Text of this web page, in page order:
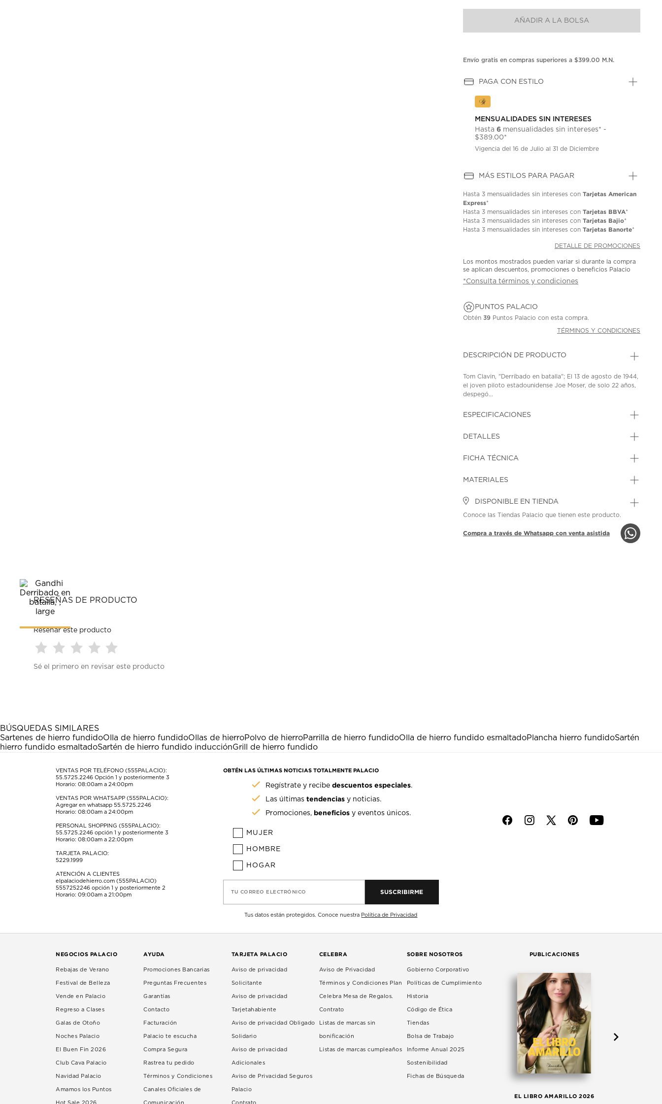
puntuación.
en
la
AÑADIR A LA BOLSA
Envío gratis en compras superiores a $399.00 M.N.
PAGA CON ESTILO
MENSUALIDADES SIN INTERESES
Hasta6 mensualidades sin intereses* -
$389.00*
Vigencia del 16 de Julio al 31 de Diciembre
MÁS ESTILOS PARA PAGAR
Hasta 3 mensualidades sin intereses conTarjetas American
Express*
Hasta 3 mensualidades sin intereses conTarjetas BBVA*
Hasta 3 mensualidades sin intereses conTarjetas Bajio*
Hasta 3 mensualidades sin intereses conTarjetas Banorte*
DETALLE DE PROMOCIONES
Los montos mostrados pueden variar si durante la compra
se aplican descuentos, promociones o beneficios Palacio
*Consulta términos y condiciones
PUNTOS PALACIO
Obtén39 Puntos Palacio con esta compra.
TÉRMINOS Y CONDICIONES
DESCRIPCIÓN DE PRODUCTO
Tom Clavin, "Derribado en batalla"; El 13 de agosto de 1944,
el joven piloto estadounidense Joe Moser, de solo 22 años,
despegó...
ESPECIFICACIONES
DETALLES
FICHA TÉCNICA
MATERIALES
DISPONIBLE EN TIENDA
Conoce las Tiendas Palacio que tienen este producto.
Compra a través de Whatsapp con venta asistida
RESEÑAS DE PRODUCTO
Reseñar este producto
para
estrella
Esta
acción
abrirá
formulario
para
estrellas.
Esta
acción
abrirá
formulario
de
para
estrellas.
Esta
acción
abrirá
formulario
de
para
estrellas.
Esta
acción
abrirá
formulario
de
para
Esta
acción
abrirá
formulario
de
envío.
Sé el primero en revisar este producto
BÚSQUEDAS SIMILARES
Sartenes de hierro fundidoOlla de hierro fundidoOllas de hierroPolvo de hierroParrilla de hierro fundidoOlla de hierro fundido esmaltadoPlancha hierro fundidoSartén
hierro fundido esmaltadoSartén de hierro fundido inducciónGrill de hierro fundido
VENTAS POR TELÉFONO (555PALACIO):
55.5725.2246 Opción 1 y posteriormente 3
Horario: 08:00am a 24:00pm
VENTAS POR WHATSAPP (555PALACIO):
Agregar en whatsapp 55.5725.2246
Horario: 08:00am a 24:00pm
PERSONAL SHOPPING (555PALACIO):
55.5725.2246 opción 1 y posteriormente 3
Horario: 08:00am a 22:00pm
TARJETA PALACIO:
5229.1999
ATENCIÓN A CLIENTES
elpalaciodehierro.com (555PALACIO)
5557252246 opción 1 y posteriormente 2
Horario: 09:00am a 21:00pm
OBTÉN LAS ÚLTIMAS NOTICIAS TOTALMENTE PALACIO
Regístrate y recibedescuentos especiales.
Las últimastendencias y noticias.
Promociones, beneficios y eventos únicos.
MUJER
HOMBRE
HOGAR
TU CORREO ELECTRÓNICO SUSCRIBIRME
Tus datos están protegidos. Conoce nuestra Política de Privacidad
f i p y
NEGOCIOS PALACIO
Rebajas de Verano
Festival de Belleza
Vende en Palacio
Regreso a Clases
Galas de Otoño
Noches Palacio
El Buen Fin 2026
Club Cava Palacio
Navidad Palacio
Amamos los Puntos
Hot Sale 2026
AYUDA
Promociones Bancarias
Preguntas Frecuentes
Garantías
Contacto
Facturación
Palacio te escucha
Compra Segura
Rastrea tu pedido
Términos y Condiciones
Canales Oficiales de
Comunicación
TARJETA PALACIO
Aviso de privacidad
Solicitante
Aviso de privacidad
Tarjetahabiente
Aviso de privacidad Obligado
Solidario
Aviso de privacidad
Adicionales
Aviso de Privacidad Seguros
Palacio
Contrato
CELEBRA
Aviso de Privacidad
Términos y Condiciones Plan
Celebra Mesa de Regalos.
Contrato
Listas de marcas sin
bonificación
Listas de marcas cumpleaños
SOBRE NOSOTROS
Gobierno Corporativo
Políticas de Cumplimiento
Historia
Código de Ética
Tiendas
Bolsa de Trabajo
Informe Anual 2025
Sostenibilidad
Fichas de Búsqueda
PUBLICACIONES
EL LIBRO AMARILLO 2026